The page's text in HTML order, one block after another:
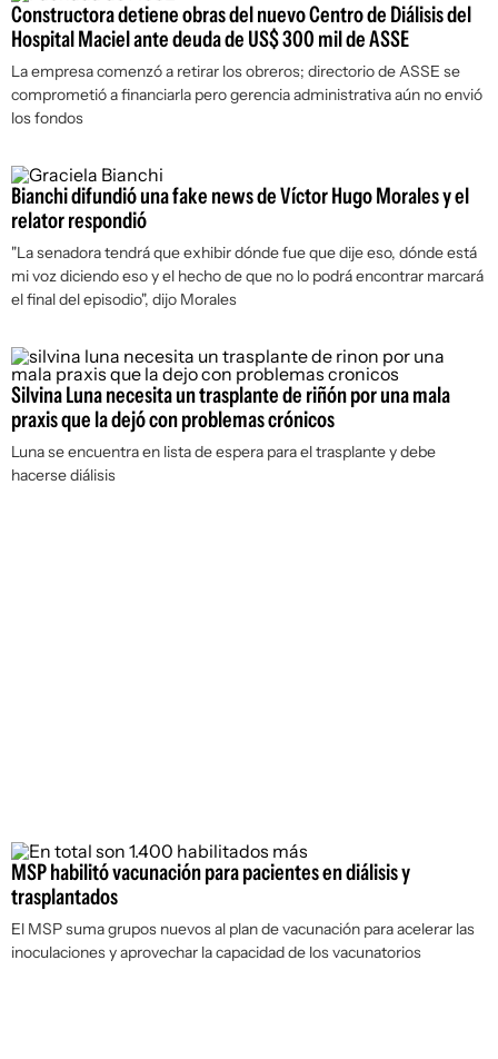
Constructora detiene obras del nuevo Centro de Diálisis del
Hospital Maciel ante deuda de US$ 300 mil de ASSE
La empresa comenzó a retirar los obreros; directorio de ASSE se
comprometió a financiarla pero gerencia administrativa aún no envió
los fondos
Bianchi difundió una fake news de Víctor Hugo Morales y el
relator respondió
"La senadora tendrá que exhibir dónde fue que dije eso, dónde está
mi voz diciendo eso y el hecho de que no lo podrá encontrar marcará
el final del episodio", dijo Morales
Silvina Luna necesita un trasplante de riñón por una mala
praxis que la dejó con problemas crónicos
Luna se encuentra en lista de espera para el trasplante y debe
hacerse diálisis
MSP habilitó vacunación para pacientes en diálisis y
trasplantados
El MSP suma grupos nuevos al plan de vacunación para acelerar las
inoculaciones y aprovechar la capacidad de los vacunatorios